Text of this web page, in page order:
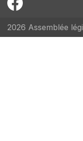
2026 Assemblée